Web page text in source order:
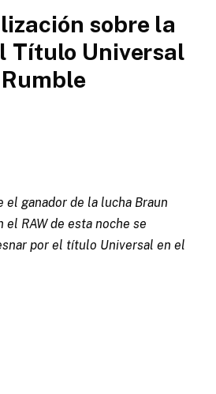
sobre la
Título Universal
el ganador de la lucha Braun
el RAW de esta noche se
por el título Universal en el